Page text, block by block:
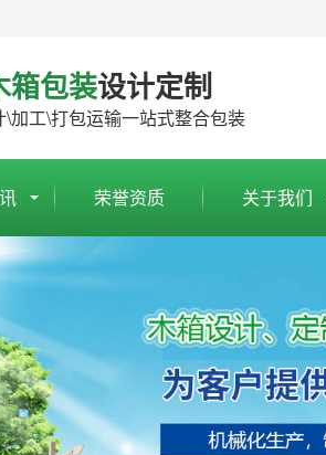
箱包装设计定制
加工\打包运输一站式整合包装
荣誉资质 关于我们